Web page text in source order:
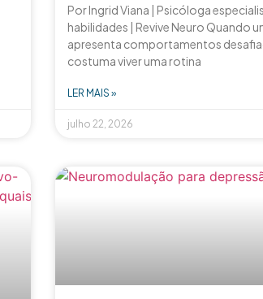
Por Ingrid Viana | Psicóloga
habilidades | Revive Neuro Quando
apresenta comportamentos
costuma viver uma rotina
LER MAIS »
julho 22, 2026